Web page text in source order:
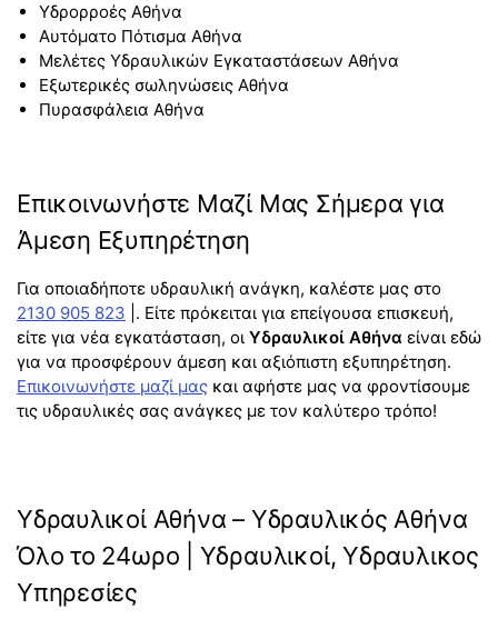
Υδρορροές Αθήνα
Αυτόματο Πότισμα Αθήνα
Μελέτες Υδραυλικών Εγκαταστάσεων Αθήνα
Εξωτερικές σωληνώσεις Αθήνα
Πυρασφάλεια Αθήνα
Επικοινωνήστε Μαζί Μας Σήμερα για
Άμεση Εξυπηρέτηση
Για οποιαδήποτε υδραυλική ανάγκη, καλέστε μας στο
2130 905 823 |. Είτε πρόκειται για επείγουσα επισκευή,
είτε για νέα εγκατάσταση, οι Υδραυλικοί Αθήνα είναι εδώ
για να προσφέρουν άμεση και αξιόπιστη εξυπηρέτηση.
Επικοινωνήστε μαζί μας και αφήστε μας να φροντίσουμε
τις υδραυλικές σας ανάγκες με τον καλύτερο τρόπο!
Υδραυλικοί Αθήνα – Υδραυλικός Αθήνα
Όλο το 24ωρο | Υδραυλικοί, Υδραυλικος
Υπηρεσίες